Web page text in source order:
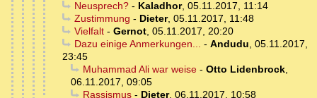
Neusprech?- Kaladhor, 05.11.2017, 11:14
Zustimmung - Dieter, 05.11.2017, 11:48
Vielfalt- Gernot, 05.11.2017, 20:20
Dazu einige Anmerkungen... - Andudu, 05.11.2017,
23:45
Muhammad Ali war weise- Otto Lidenbrock,
06.11.2017, 09:05
Rassismus- Dieter, 06.11.2017, 10:58